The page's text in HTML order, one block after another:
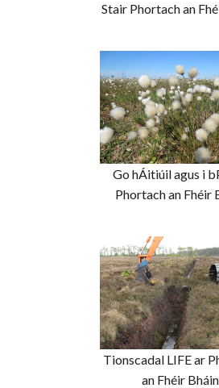
Stair Phortach an
Go hÁitiúil agus i
Phortach an Fhéir
Tionscadal LIFE ar
an Fhéir Bháin